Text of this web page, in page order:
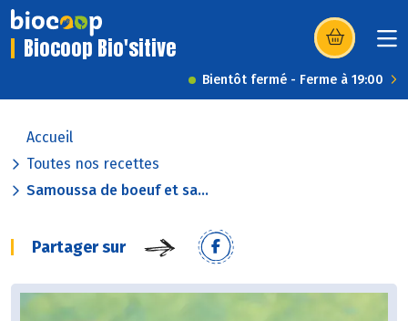
Biocoop Bio'sitive (s’ouvre dans
Bientôt fermé - Ferme à 19:00
Accueil
Toutes nos recettes
Samoussa de boeuf et sa...
Partager sur